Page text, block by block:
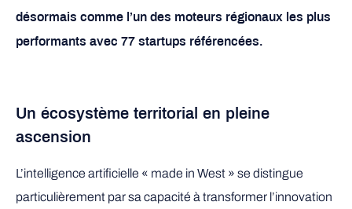
désormais comme l’un des moteurs régionaux les plus
performants avec 77 startups référencées.
Un écosystème territorial en pleine
ascension
L’intelligence artificielle « made in West » se distingue
particulièrement par sa capacité à transformer l’innovation